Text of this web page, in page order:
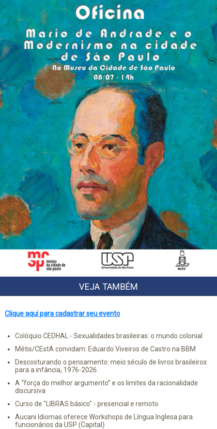
VEJA TAMBÉM
Clique aqui para cadastrar seu evento
Colóquio CEDHAL - Sexualidades brasileiras: o mundo colonial
Métis/CEstA convidam: Eduardo Viveiros de Castro na BBM
Descosturando o pensamento: meio século de livros brasileiros
para a infância, 1976-2026
A “força do melhor argumento” e os limites da racionalidade
discursiva
Curso de "LIBRAS básico" - presencial e remoto
Aucani Idiomas oferece Workshops de Língua Inglesa para
funcionários da USP (Capital)